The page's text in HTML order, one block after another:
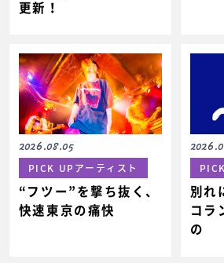
更新！
2026.08.05
PICK UPアーティスト
“フツー”を撃ち抜く、
快速東京の痛快
別れ
コラ
の